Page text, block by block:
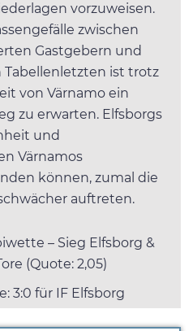
vorzuweisen.
zwischen
Gastgebern und
ist trotz
von Värnamo ein
zu erwarten. Elfsborgs
und
Värnamos
können, zumal die
auftreten.
– Sieg Elfsborg &
(Quote: 2,05)
3:0 für IF Elfsborg